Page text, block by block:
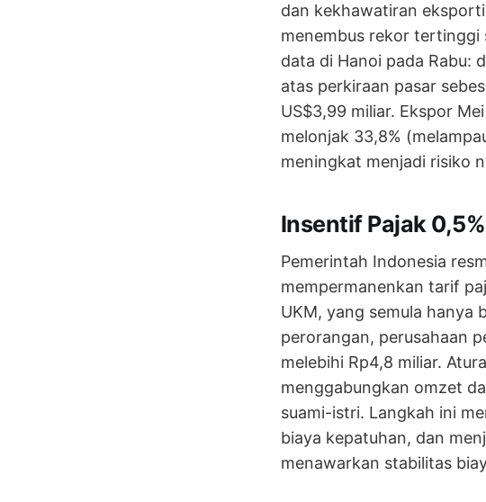
dan kekhawatiran
menembus rekor tertinggi
data di Hanoi pada Rabu:
atas perkiraan pasar
US$3,99 miliar. Ekspor
melonjak 33,8%
meningkat menjadi risiko
Insentif Pajak
Pemerintah Indonesia
mempermanenkan tarif
UKM, yang semula hanya
perorangan, perusahaan
melebihi Rp4,8 miliar.
menggabungkan omzet
suami-istri. Langkah ini
biaya kepatuhan, dan
menawarkan stabilitas